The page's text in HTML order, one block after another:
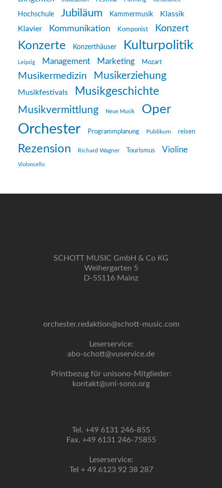
Hochschule Jubiläum Kammermusik
Klassik
Klavier
Kommunikation Komponist Konzert
Konzerte Konzerthäuser Kulturpolitik
Leipzig Management Marketing Mozart
Musikermedizin Musikerziehung
Musikfestivals Musikgeschichte
Musikvermittlung Neue Musik Oper
Orchester Programmplanung Publikum reisen
Rezension Richard Wagner Tourismus Violine
Violoncello
SCHOTT MUSIC GmbH & Co KG
Weihergarten 5
D-55116 Mainz
orchester.redaktion@schott-music.com
Leserservice:
abo-schott@vuservice.de
Printbezug für unisono-Mitglieder:
kontakt@uni-sono.org
Tel. +49 6131 246-855
Fax. +49 6131 246-75855
Leserservice:
Tel + 49 6123 92 38 287